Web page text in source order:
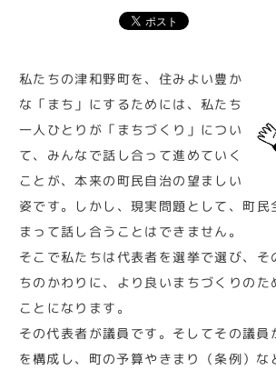
私たちの津和野町を、住みよい豊か
な「まち」にするためには、私たち
一人ひとりが「まちづくり」につい
て、みんなで話し合って進めていく
ことが、本来の町民自治の望ましい
姿です。しかし、現実問題として、町民
まって話し合うことはできません。
そこで私たちは代表者を選挙で選び、そ
ちのかわりに、より良いまちづくりのた
ことになります。
その代表者が議員です。そしてその議員
を構成し、町の予算やきまり（条例）な